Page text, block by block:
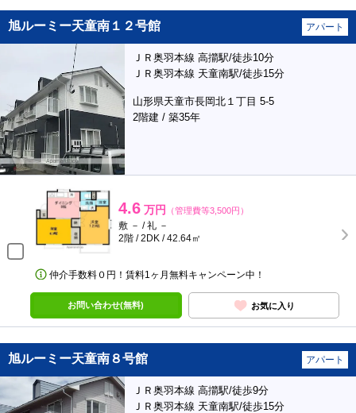
旭ルーミー天童南１２号館 アパート
ＪＲ奥羽本線 高擶駅/徒歩10分
ＪＲ奥羽本線 天童南駅/徒歩15分
山形県天童市長岡北１丁目 5-5
2階建 / 築35年
4.6 万円 （管理費等3,500円）
敷 － / 礼 －
2階 / 2DK / 42.64㎡
仲介手数料０円！賃料1ヶ月無料キャンペーン中！
お問い合わせ(無料) お気に入り
旭ルーミー天童南８号館 アパート
ＪＲ奥羽本線 高擶駅/徒歩9分
ＪＲ奥羽本線 天童南駅/徒歩15分